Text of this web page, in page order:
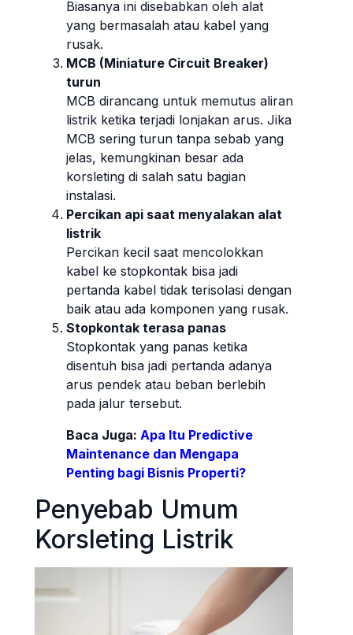
Biasanya ini disebabkan oleh alat
yang bermasalah atau kabel yang
rusak.
MCB (Miniature Circuit Breaker)
turun
MCB dirancang untuk memutus aliran
listrik ketika terjadi lonjakan arus. Jika
MCB sering turun tanpa sebab yang
jelas, kemungkinan besar ada
korsleting di salah satu bagian
instalasi.
Percikan api saat menyalakan alat
listrik
Percikan kecil saat mencolokkan
kabel ke stopkontak bisa jadi
pertanda kabel tidak terisolasi dengan
baik atau ada komponen yang rusak.
Stopkontak terasa panas
Stopkontak yang panas ketika
disentuh bisa jadi pertanda adanya
arus pendek atau beban berlebih
pada jalur tersebut.
Baca Juga: Apa Itu Predictive
Maintenance dan Mengapa
Penting bagi Bisnis Properti?
Penyebab Umum
Korsleting Listrik